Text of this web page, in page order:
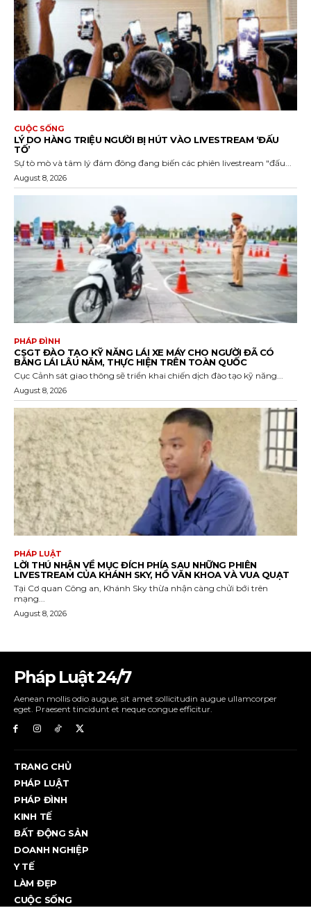
Pháp Luật 24/7
Aenean mollis odio augue, sit amet sollicitudin augue ullamcorper
eget. Praesent tincidunt et neque congue efficitur.
TRANG CHỦ
PHÁP LUẬT
PHÁP ĐÌNH
KINH TẾ
BẤT ĐỘNG SẢN
DOANH NGHIỆP
Y TẾ
LÀM ĐẸP
CUỘC SỐNG